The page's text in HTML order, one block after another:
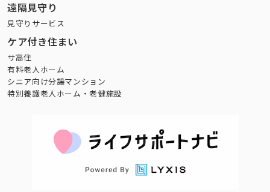
遠隔見守り
見守りサービス
ケア付き住まい
サ高住
有料老人ホーム
シニア向け分譲マンション
特別養護老人ホーム・老健施設